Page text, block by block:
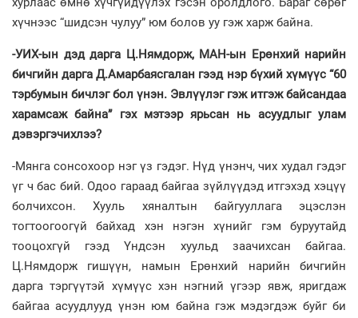
хүчнээс “шидсэн чулуу” юм болов уу гэж харж байна.
-УИХ-ын дэд дарга Ц.Нямдорж, МАН-ын Ерөнхий нарийн
бичгийн дарга Д.Амарбаясгалан гээд нэр бүхий хүмүүс “60
тэрбумын бичлэг бол үнэн. Эвлүүлэг гэж итгэж байсандаа
харамсаж байна” гэх мэтээр ярьсан нь асуудлыг улам
дэвэргэчихлээ?
-Мянга сонсохоор нэг үз гэдэг. Нүд үнэнч, чих худал гэдэг
үг ч бас бий. Одоо гараад байгаа зүйлүүдэд итгэхэд хэцүү
болчихсон. Хууль хяналтын байгууллага эцэслэн
тогтоогоогүй байхад хэн нэгэн хүнийг гэм буруутайд
тооцохгүй гээд Үндсэн хуульд заачихсан байгаа.
Ц.Нямдорж гишүүн, намын Ерөнхий нарийн бичгийн
дарга тэргүүтэй хүмүүс хэн нэгний үгээр явж, яригдаж
байгаа асуудлууд үнэн юм байна гэж мэдэгдэж буйг би